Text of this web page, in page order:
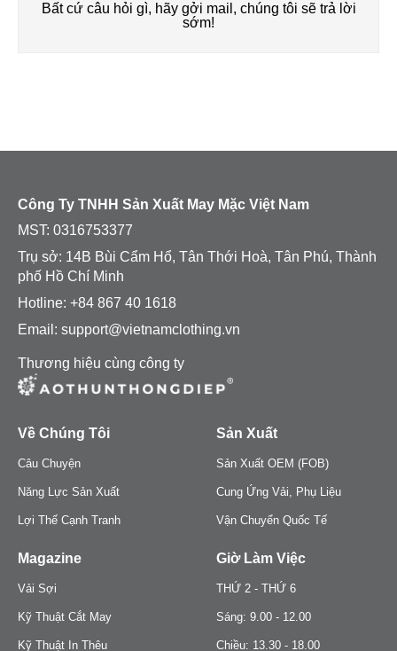
Bất cứ câu hỏi gì, hãy gởi mail, chúng tôi sẽ trả lời
sớm!
Công Ty TNHH Sản Xuất May Mặc Việt Nam
MST: 0316753377
Trụ sở: 14B Bùi Cẩm Hổ, Tân Thới Hoà, Tân Phú, Thành
phố Hồ Chí Minh
Hotline: +84 867 40 1618
Email: support@vietnamclothing.vn
Thương hiệu cùng công ty
Về Chúng Tôi
Câu Chuyện
Năng Lực Sản Xuất
Lợi Thế Cạnh Tranh
Sản Xuất
Sản Xuất OEM (FOB)
Cung Ứng Vải, Phụ Liệu
Vận Chuyển Quốc Tế
Magazine
Vải Sợi
Kỹ Thuật Cắt May
Kỹ Thuật In Thêu
Giờ Làm Việc
THỨ 2 - THỨ 6
Sáng: 9.00 - 12.00
Chiều: 13.30 - 18.00